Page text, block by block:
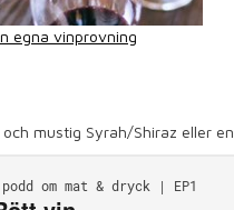
egna vinprovning
mustig Syrah/Shiraz eller en